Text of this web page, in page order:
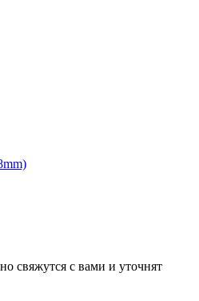
свяжутся с вами и уточнят